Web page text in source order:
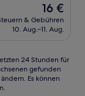
Der
Preis
beträgt
16 €
& Gebühren
10. Aug.–11. Aug.
24 Stunden für
gefunden
Es können